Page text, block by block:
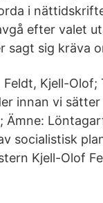
i
ef­ter valet
sagt sig kräva
Kjell-
innan vi
Ämne:
socialistisk
Kjell-Olof